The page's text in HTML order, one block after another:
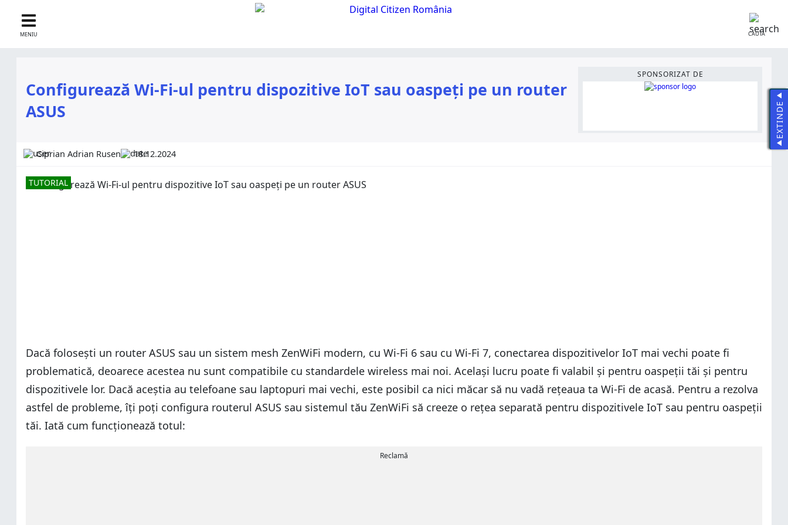
MENIU CAUTĂ
Configurează Wi-Fi-ul pentru dispozitive IoT sau oaspeți pe un router
ASUS
SPONSORIZAT DE
Ciprian Adrian Rusen 18.12.2024
TUTORIAL
Dacă folosești un router ASUS sau un sistem mesh ZenWiFi modern, cu Wi-Fi 6 sau cu Wi-Fi 7, conectarea dispozitivelor IoT mai vechi poate fi
problematică, deoarece acestea nu sunt compatibile cu standardele wireless mai noi. Același lucru poate fi valabil și pentru oaspeții tăi și pentru
dispozitivele lor. Dacă aceștia au telefoane sau laptopuri mai vechi, este posibil ca nici măcar să nu vadă rețeaua ta Wi-Fi de acasă. Pentru a rezolva
astfel de probleme, îți poți configura routerul ASUS sau sistemul tău ZenWiFi să creeze o rețea separată pentru dispozitivele IoT sau pentru oaspeții
tăi. Iată cum funcționează totul:
Reclamă
EXTINDE